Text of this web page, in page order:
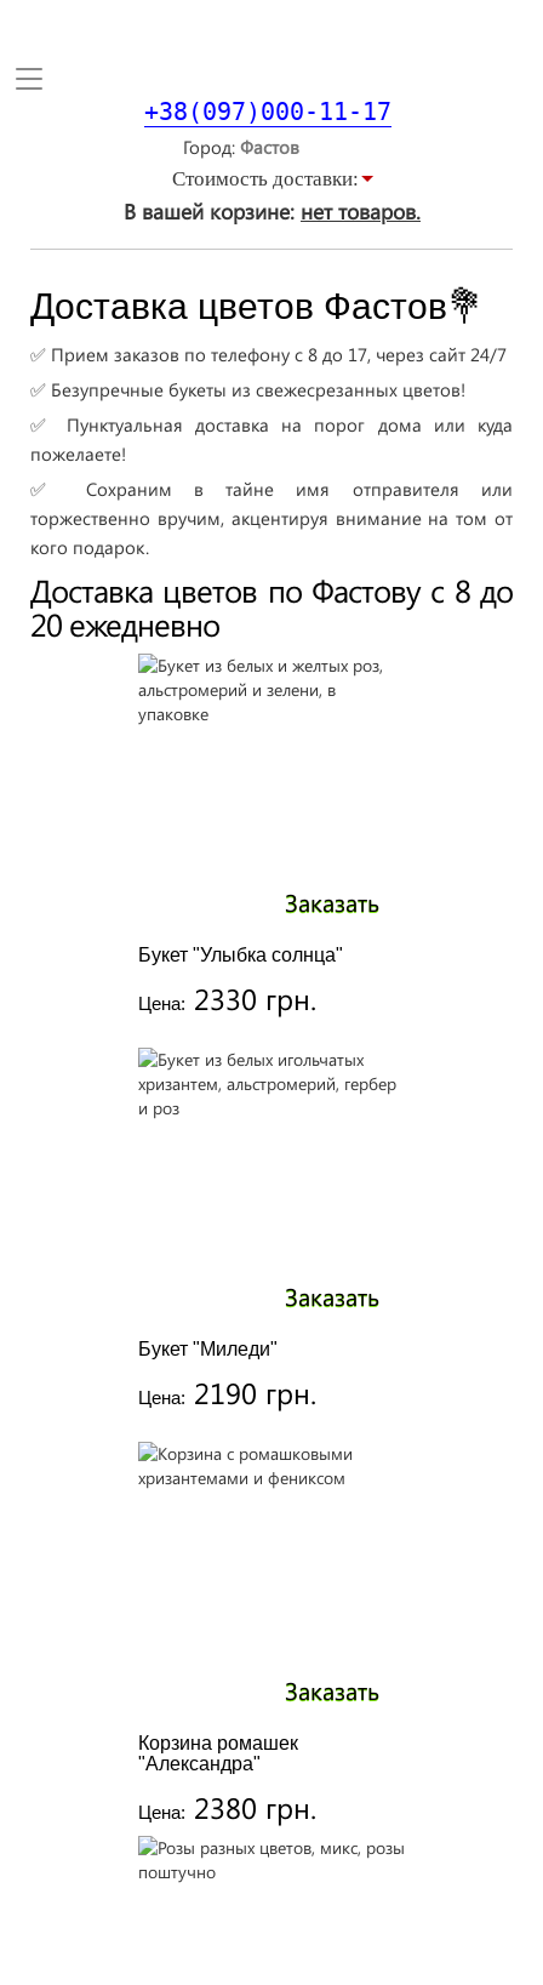
Toggle
+38(097)000-11-17
Город
Стоимость доставки:
В вашей корзине: нет товаров.
Доставка цветов Фастов💐
✅ Прием заказов по телефону с 8 до 17, через сайт 24/7
✅ Безупречные букеты из свежесрезанных цветов!
✅ Пунктуальная доставка на порог дома или куда
пожелаете!
✅ Сохраним в тайне имя отправителя или
торжественно вручим, акцентируя внимание на том от
кого подарок.
Доставка цветов по Фастову с 8 до
20 ежедневно
Букет "Улыбка солнца"
Цена: 2330 грн.
Заказать
Букет "Миледи"
Цена: 2190 грн.
Заказать
Корзина ромашек
"Александра"
Цена: 2380 грн.
Заказать